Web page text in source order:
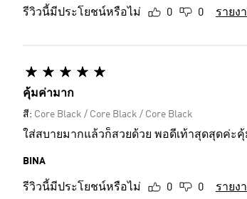
รีวิวนี้มีประโยชน์หรือไม่ 0 0 รายง
คุ้มค่ามาก
สี: Core Black / Core Black / Core Black
ใส่สบายมากแล้วก็สวยด้วย พอดีเท้าสุดสุดค่ะ
BINA
รีวิวนี้มีประโยชน์หรือไม่ 0 0 รายง